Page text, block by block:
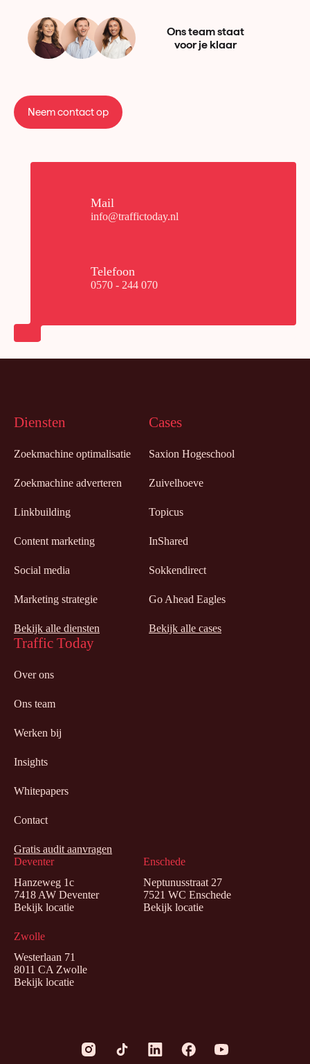
Ons team staat
voor je klaar
Neem contact op
Mail
info@traffictoday.nl
Telefoon
0570 - 244 070
Deventer
Hanzeweg 1c
7418 AW Deventer
Bekijk locatie
Enschede
Neptunusstraat 27
7521 WC Enschede
Bekijk locatie
Zwolle
Westerlaan 71
8011 CA Zwolle
Bekijk locatie
Diensten
Zoekmachine optimalisatie
Zoekmachine adverteren
Linkbuilding
Content marketing
Social media
Marketing strategie
Bekijk alle diensten
Cases
Saxion Hogeschool
Zuivelhoeve
Topicus
InShared
Sokkendirect
Go Ahead Eagles
Bekijk alle cases
Traffic Today
Over ons
Ons team
Werken bij
Insights
Whitepapers
Contact
Gratis audit aanvragen